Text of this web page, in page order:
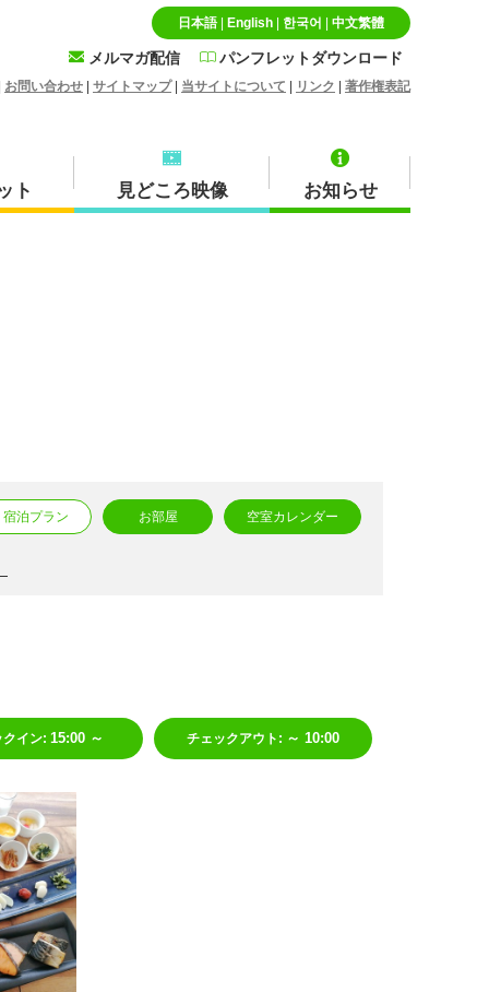
日本語| English| 한국어 中文繁體
メルマガ配信 パンフレットダウンロード
お問い合わせ サイトマップ| 当サイトについて リンク 著作権表記
ト 見どころ映像 お知らせ
宿泊プラン お部屋 空室カレンダー
クイン: 15:00 ～ チェックアウト : ～ 10:00